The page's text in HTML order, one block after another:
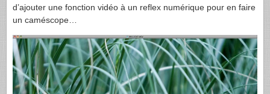
d’ajouter une fonction vidéo à un reflex numérique pour en faire
un caméscope…